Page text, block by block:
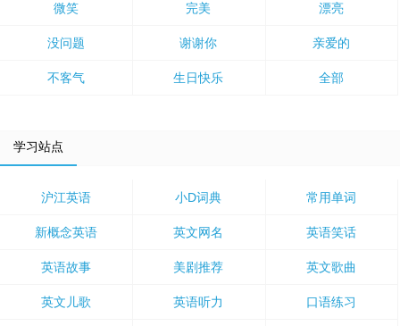
微笑 完美 漂亮
没问题 谢谢你 亲爱的
不客气 生日快乐 全部
学习站点
沪江英语 小D词典 常用单词
新概念英语 英文网名 英语笑话
英语故事 美剧推荐 英文歌曲
英文儿歌 英语听力 口语练习